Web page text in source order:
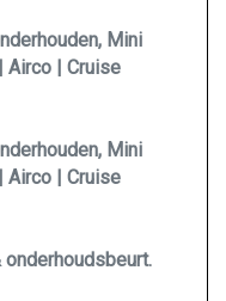
Mini
Airco | Cruise
Mini
Airco | Cruise